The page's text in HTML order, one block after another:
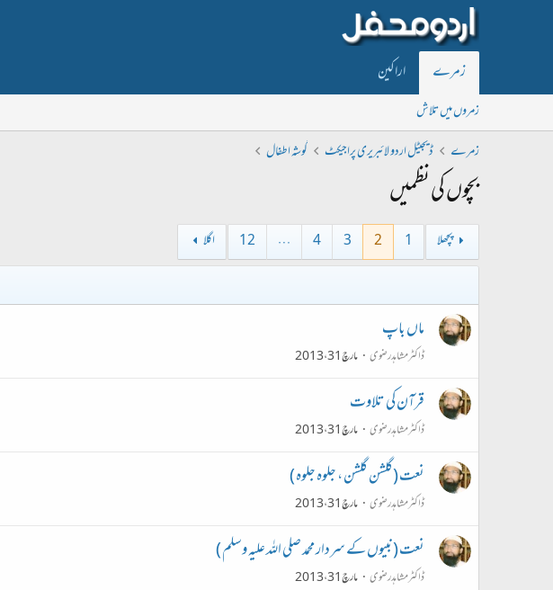
زمرے اراکین
زمروں میں تلاش
زمرے
ڈیجیٹل اردو لائبریری پراجیکٹ گوشہ اطفال
بچوں کی نظمیں
پچھلا 1
2
3
4
…
12
اگلا
ماں باپ
ڈاکٹر مشاہد رضوی مارچ 31، 2013
قرآن کی تلاوت
ڈاکٹر مشاہد رضوی مارچ 31، 2013
نعت (گلشن گلشن ، جلوہ جلوہ )
ڈاکٹر مشاہد رضوی مارچ 31، 2013
نعت (نبیوں کے سردار محمد صلی اللہ علیہ وسلم )
ڈاکٹر مشاہد رضوی مارچ 31، 2013